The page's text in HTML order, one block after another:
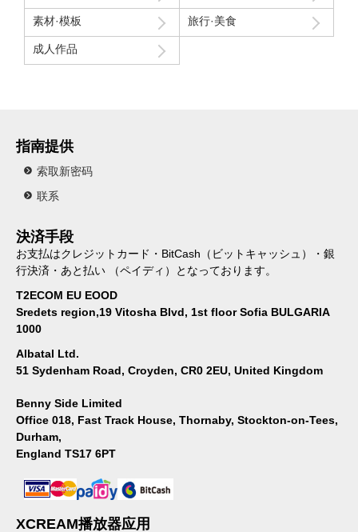
素材·模板 旅行·美食
成人作品
指南提供
索取新密码
联系
決済手段
お支払はクレジットカード・BitCash（ビットキャッシュ）・銀
行決済・あと払い （ペイディ）となっております。
T2ECOM EU EOOD
Sredets region,19 Vitosha Blvd, 1st floor Sofia BULGARIA
1000
Albatal Ltd.
51 Sydenham Road, Croyden, CR0 2EU, United Kingdom
Benny Side Limited
Office 018, Fast Track House, Thornaby, Stockton-on-Tees,
Durham,
England TS17 6PT
XCREAM播放器应用